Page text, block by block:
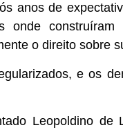
anos de
onde
o direito sobre
e os
Leopoldino